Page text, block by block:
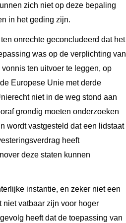
zich niet op deze bepaling
in het geding zijn.
onrechte geconcludeerd dat het
was op de verplichting van
ten uitvoer te leggen, op
Europese Unie met derde
niet in de weg stond aan
grondig moeten onderzoeken
wordt vastgesteld dat een lidstaat
heeft
deze staten kunnen
instantie, en zeker niet een
vatbaar zijn voor hoger
heeft dat de toepassing van